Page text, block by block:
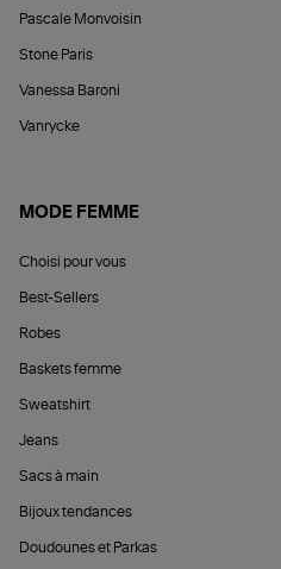
Pascale Monvoisin
Stone Paris
Vanessa Baroni
Vanrycke
MODE FEMME
Choisi pour vous
Best-Sellers
Robes
Baskets femme
Sweatshirt
Jeans
Sacs à main
Bijoux tendances
Doudounes et Parkas